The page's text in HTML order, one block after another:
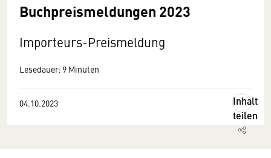
Buchpreismeldungen 2023
Importeurs-Preismeldung
Lesedauer: 9 Minuten
04.10.2023
Inhalt
teilen